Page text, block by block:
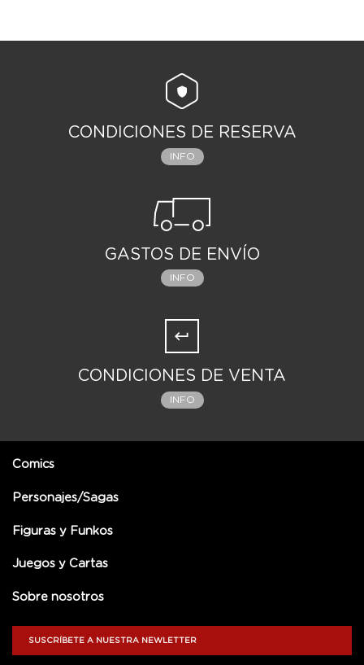
CONDICIONES DE RESERVA
INFO
GASTOS DE ENVÍO
INFO
CONDICIONES DE VENTA
INFO
Comics
Personajes/Sagas
Figuras y Funkos
Juegos y Cartas
Sobre nosotros
SUSCRÍBETE A NUESTRA NEWLETTER